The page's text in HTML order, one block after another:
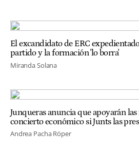
El excandidato de ERC
partido y la formación 'lo borra'
Miranda Solana
Junqueras anuncia que apoyarán
concierto económico si Junts las
Andrea Pacha Röper